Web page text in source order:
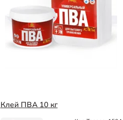
Клей ПВА 10 кг